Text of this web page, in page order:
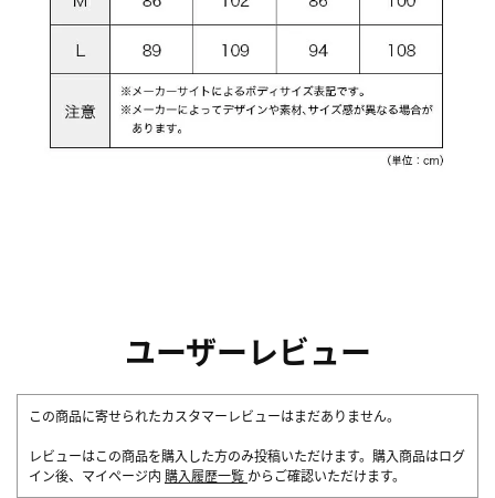
ユーザーレビュー
この商品に寄せられたカスタマーレビューはまだありません。
レビューはこの商品を購入した方のみ投稿いただけます。購入商品はログ
イン後、マイページ内 購入履歴一覧 からご確認いただけます。